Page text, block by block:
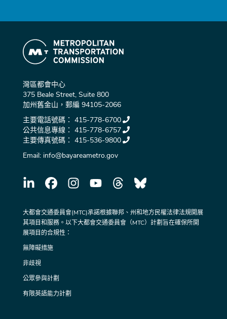
灣區都會中心
375 Beale Street, Suite 800
加州舊金山，郵編 94105-2066
主要電話號碼： 415-778-6700
公共信息專線： 415-778-6757
主要傳真號碼： 415-536-9800
Email: info@bayareametro.gov
大都會交通委員會(MTC)承諾根據聯邦、州和地方民權法律法規開展
其項目和服務。以下大都會交通委員會（MTC）計劃旨在確保所開
展項目的合規性：
無障礙措施
非歧視
公眾參與計劃
有限英語能力計劃